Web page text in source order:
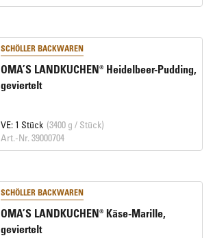
SCHÖLLER BACKWAREN
OMA’S LANDKUCHEN® Heidelbeer-Pudding,
geviertelt
VE: 1 Stück (3400 g / Stück)
Art.-Nr. 39000704
SCHÖLLER BACKWAREN
OMA’S LANDKUCHEN® Käse-Marille,
geviertelt